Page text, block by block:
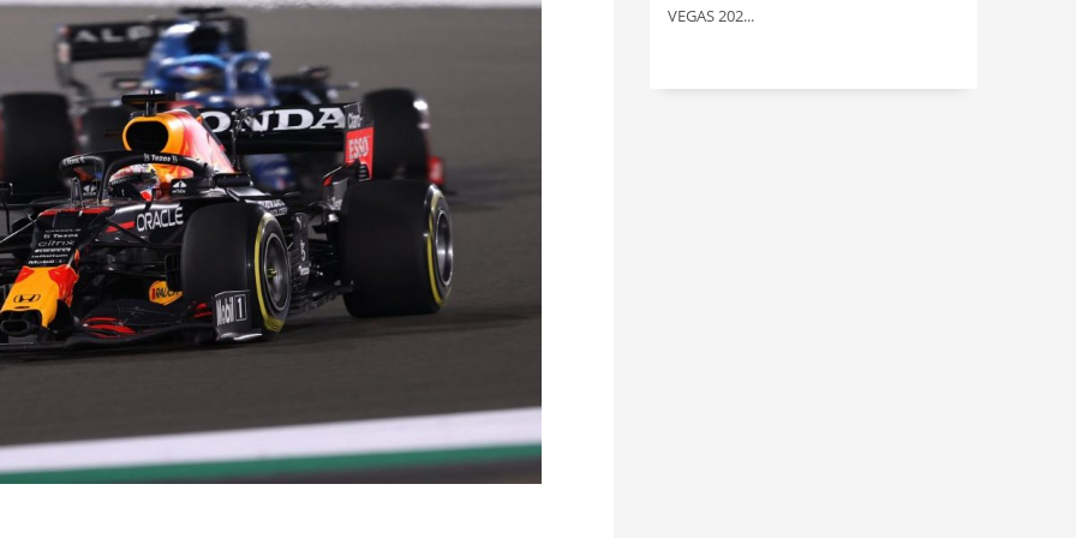
VEGAS 202...